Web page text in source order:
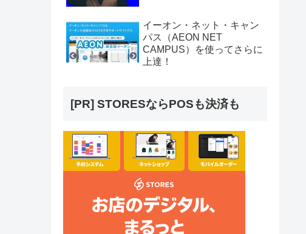
イーオン・ネット・キャン
パス（AEON NET
CAMPUS）を使ってさらに
上達！
[PR] STORESならPOSも決済も